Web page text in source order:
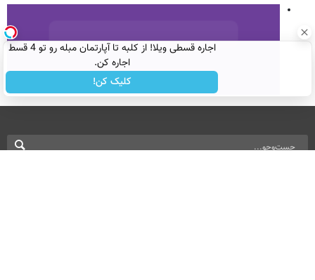
اجاره‌ قسطی ویلا! از کلبه تا آپارتمان مبله رو تو 4 قسط
اجاره کن.
کلیک کن!